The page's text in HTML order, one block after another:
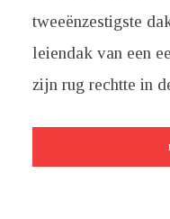
tweeënzestigste
leiendak van een
zijn rug rechtte in